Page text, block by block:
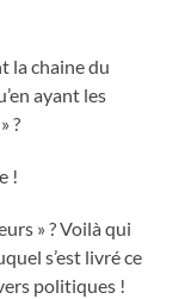
la chaine du
ayant les
?
!
» ? Voilà qui
s’est livré ce
politiques !